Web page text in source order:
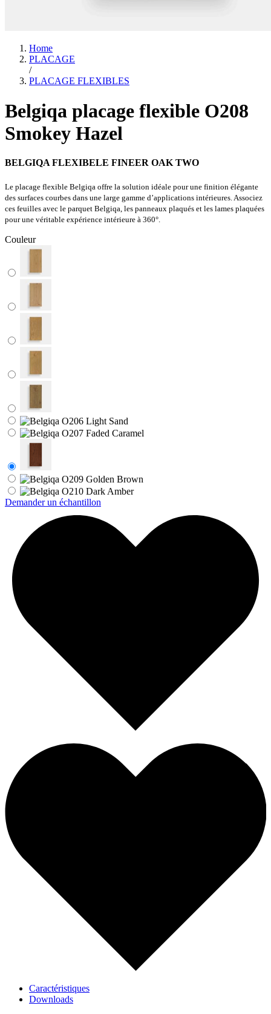
Home
PLACAGE
/
PLACAGE FLEXIBLES
Belgiqa placage flexible O208
Smokey Hazel
BELGIQA FLEXIBELE FINEER OAK TWO
Le placage flexible Belgiqa offre la solution idéale pour une finition élégante
des surfaces courbes dans une large gamme d’applications intérieures. Associez
ces feuilles avec le parquet Belgiqa, les panneaux plaqués et les lames plaquées
pour une véritable expérience intérieure à 360°.
Couleur
Demander un échantillon
Caractéristiques
Downloads